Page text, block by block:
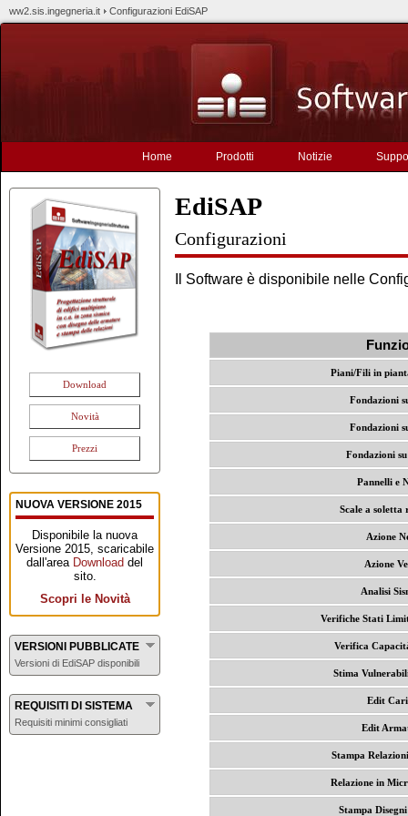
ww2.sis.ingegneria.it Configurazioni EdiSAP
Home Prodotti Notizie
Download
Novità
Prezzi
NUOVA VERSIONE 2015
Disponibile la nuova
Versione 2015, scaricabile
dall'area Download del
sito.
Scopri le Novità
VERSIONI PUBBLICATE
Versioni di EdiSAP disponibili
REQUISITI DI SISTEMA
Requisiti minimi consigliati
EdiSAP
Configurazioni
Il Software è disponibile nelle
Piani/Fili in
Fondazioni
Fondazioni
Fondazioni
Pannelli e
Scale a soletta
Azione
Azione
Analisi
Verifiche Stati
Verifica
Stima
Edit
Edit
Stampa
Relazione in
Stampa